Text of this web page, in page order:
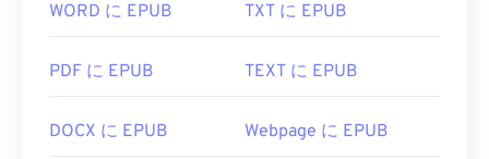
WORD に EPUB TXT に EPUB
PDF に EPUB TEXT に EPUB
DOCX に EPUB Webpage に EPUB